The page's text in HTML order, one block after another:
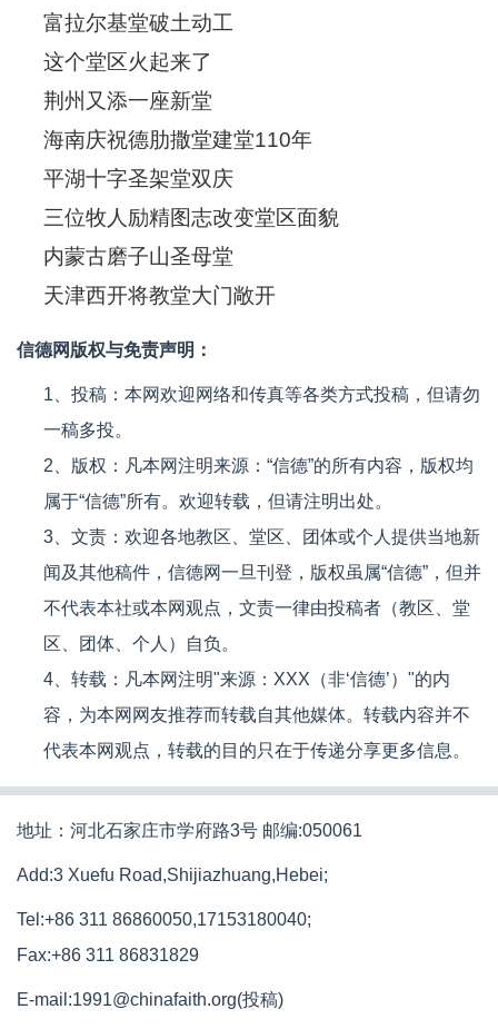
富拉尔基堂破土动工
这个堂区火起来了
荆州又添一座新堂
海南庆祝德肋撒堂建堂110年
平湖十字圣架堂双庆
三位牧人励精图志改变堂区面貌
内蒙古磨子山圣母堂
天津西开将教堂大门敞开
信德网版权与免责声明：
1、投稿：本网欢迎网络和传真等各类方式投稿，但请勿
一稿多投。
2、版权：凡本网注明来源：“信德”的所有内容，版权均
属于“信德”所有。欢迎转载，但请注明出处。
3、文责：欢迎各地教区、堂区、团体或个人提供当地新
闻及其他稿件，信德网一旦刊登，版权虽属“信德”，但并
不代表本社或本网观点，文责一律由投稿者（教区、堂
区、团体、个人）自负。
4、转载：凡本网注明"来源：XXX（非‘信德’）"的内
容，为本网网友推荐而转载自其他媒体。转载内容并不
代表本网观点，转载的目的只在于传递分享更多信息。
地址：河北石家庄市学府路3号 邮编:050061
Add:3 Xuefu Road,Shijiazhuang,Hebei;
Tel:+86 311 86860050,17153180040;
Fax:+86 311 86831829
E-mail:1991@chinafaith.org(投稿)